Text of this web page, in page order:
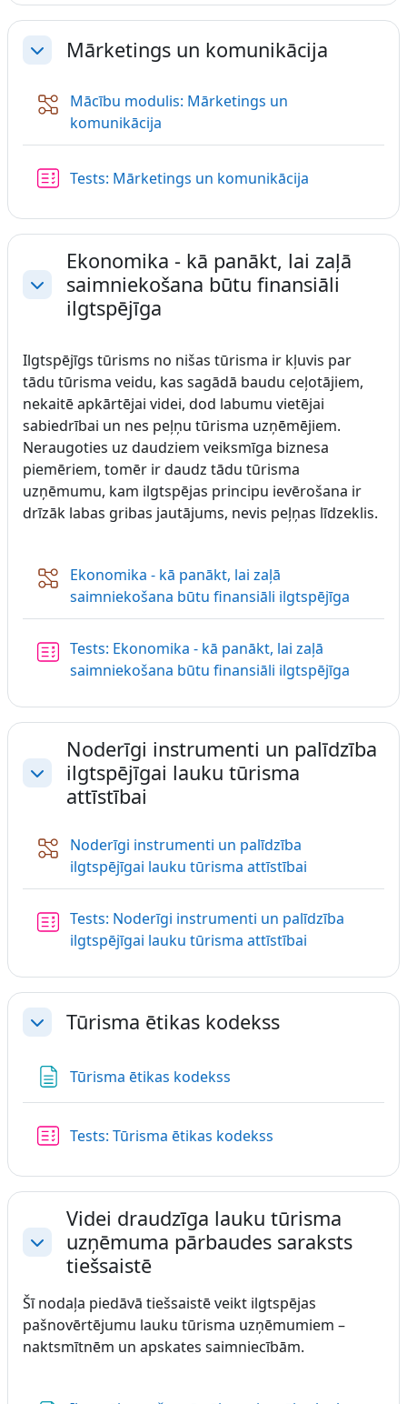
SavērstMārketings un komunikācija
Mācību modulis: Mārketings un
komunikācija
Tests: Mārketings un komunikācija
Savērst
Ekonomika - kā panākt, lai zaļā
saimniekošana būtu finansiāli
ilgtspējīga
Ilgtspējīgs tūrisms no nišas tūrisma ir kļuvis par
tādu tūrisma veidu, kas sagādā baudu ceļotājiem,
nekaitē apkārtējai videi, dod labumu vietējai
sabiedrībai un nes peļņu tūrisma uzņēmējiem.
Neraugoties uz daudziem veiksmīga biznesa
piemēriem, tomēr ir daudz tādu tūrisma
uzņēmumu, kam ilgtspējas principu ievērošana ir
drīzāk labas gribas jautājums, nevis peļņas līdzeklis.
Ekonomika - kā panākt, lai zaļā
saimniekošana būtu finansiāli ilgtspējīga
Tests: Ekonomika - kā panākt, lai zaļā
saimniekošana būtu finansiāli ilgtspējīga
Savērst
Noderīgi instrumenti un palīdzība
ilgtspējīgai lauku tūrisma
attīstībai
Noderīgi instrumenti un palīdzība
ilgtspējīgai lauku tūrisma attīstībai
Tests: Noderīgi instrumenti un palīdzība
ilgtspējīgai lauku tūrisma attīstībai
SavērstTūrisma ētikas kodekss
Tūrisma ētikas kodekss
Tests: Tūrisma ētikas kodekss
Savērst
Videi draudzīga lauku tūrisma
uzņēmuma pārbaudes saraksts
tiešsaistē
Šī nodaļa piedāvā tiešsaistē veikt ilgtspējas
pašnovērtējumu lauku tūrisma uzņēmumiem –
naktsmītnēm un apskates saimniecībām.